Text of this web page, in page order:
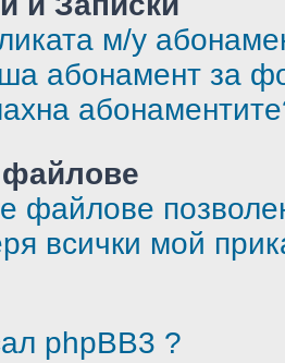
м/у
абонамент за
файлове
всички мой
phpBB3 ?